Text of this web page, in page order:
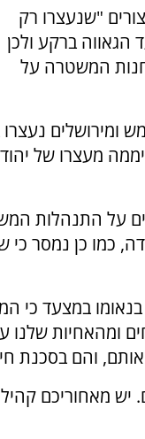
"שנעצרו רק
הגאווה ברקע ולכן
המשטרה על
ומירושלים
על התנהלות
כן נמסר כי
בנאומו במצעד
ומהאחיות שלנו
והם בסכנת
יש מאחוריכם